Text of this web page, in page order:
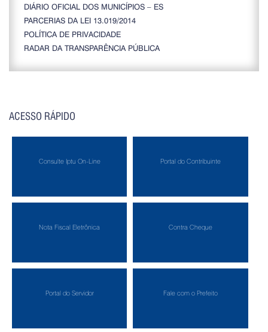
DIÁRIO OFICIAL DOS MUNICÍPIOS – ES
PARCERIAS DA LEI 13.019/2014
POLÍTICA DE PRIVACIDADE
RADAR DA TRANSPARÊNCIA PÚBLICA
ACESSO RÁPIDO
Consulte Iptu On-Line Portal do Contribuinte
Nota Fiscal Eletrônica Contra Cheque
Portal do Servidor Fale com o Prefeito